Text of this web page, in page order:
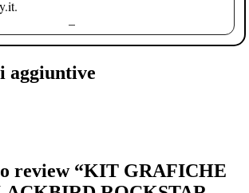
–
aggiuntive
review “KIT GRAFICHE